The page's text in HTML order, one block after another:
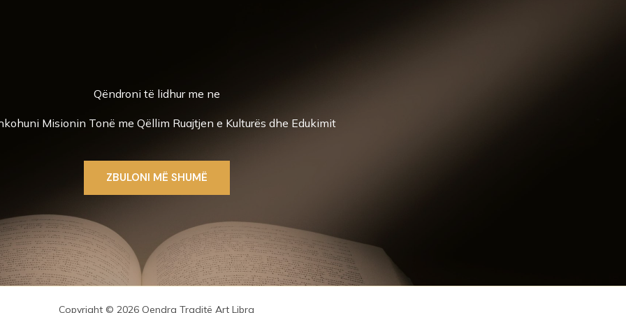
Qëndroni të lidhur me ne
Misionin Tonë me Qëllim Ruajtjen e Kulturës dhe Edukimit
ZBULONI MË SHUMË
Copyright © 2026 Qendra Traditë Art Libra